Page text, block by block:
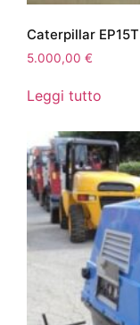
Caterpillar EP15T
5.000,00 €
Leggi tutto